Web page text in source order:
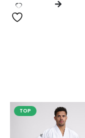
TOP